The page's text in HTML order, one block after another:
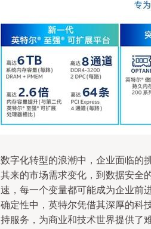
字化转型的浪潮中，企业面临的
来的市场需求变化，到数据安全
，每一个变量都可能成为企业前
定性中，英特尔凭借其深厚的科
服务，为商业和技术世界提供了